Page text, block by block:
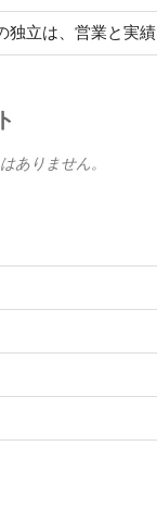
独立は、営業と実績
ありません。